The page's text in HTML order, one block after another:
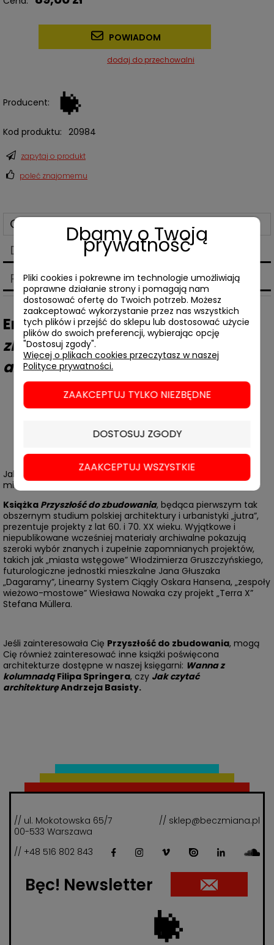
POWIADOM
dodaj do przechowalni
Producent:
Kod produktu: 20984
zapytaj o produkt
poleć znajomemu
Opis
Dane techniczne
Produkty powiązane
Emilia Kiecko,Przyszłość do
zbudowania. Futurologia i
archtektura PRL
NAKŁAD WYCZERPANY
Wersję EBOOK można kupić
Jak architekci i urbaniści w czasach PRL wyobrażali sobie
miasta przyszłości?
Książka Przyszłość do zbudowania, będąca pierwszym tak
obszernym studium polskiej architektury i urbanistyki „jutra”,
prezentuje projekty z lat 60. i 70. XX wieku. Wyjątkowe i
niepublikowane wcześniej materiały archiwalne pokazują
szeroki wybór znanych i zupełnie zapomnianych projektów,
takich jak „miasta wstęgowe” Włodzimierza Gruszczyńskiego,
futurologiczne jednostki mieszkalne Jana Głuszaka
„Dagaramy”, Linearny System Ciągły Oskara Hansena, „zespoły
wieżowo-mostowe” Wiesława Nowaka czy projekt „Terra X”
Stefana Müllera.
Jeśli zainteresowała Cię Przyszłość do zbudowania, mogą
Cię również zainteresować inne książki poświęcona
architekturze dostępne w naszej księgarni: Wanna z
kolumnadąFilipa Springera, czy Jak czytać
architekturęAndrzeja Basisty.
// ul. Mokotowska 65/7
00-533 Warszawa
// sklep@beczmiana.pl
// +48 516 802 843
Bęc! Newsletter
Dbamy o Twoją
prywatność
Pliki cookies i pokrewne im technologie umożliwiają
poprawne działanie strony i pomagają nam
dostosować ofertę do Twoich potrzeb. Możesz
zaakceptować wykorzystanie przez nas wszystkich
tych plików i przejść do sklepu lub dostosować użycie
plików do swoich preferencji, wybierając opcję
"Dostosuj zgody".
Więcej o plikach cookies przeczytasz w naszej
Polityce prywatności.
ZAAKCEPTUJ TYLKO NIEZBĘDNE
DOSTOSUJ ZGODY
ZAAKCEPTUJ WSZYSTKIE